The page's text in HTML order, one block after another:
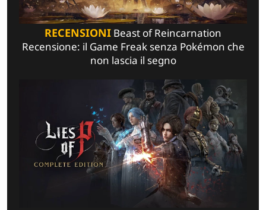
RECENSIONI Beast of Reincarnation
Recensione: il Game Freak senza Pokémon che
non lascia il segno